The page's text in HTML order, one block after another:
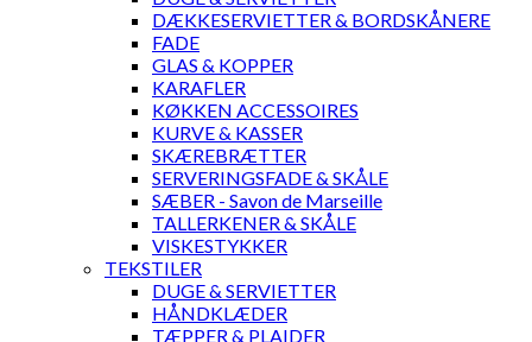
DÆKKESERVIETTER & BORDSKÅNERE
FADE
GLAS & KOPPER
KARAFLER
KØKKEN ACCESSOIRES
KURVE & KASSER
SKÆREBRÆTTER
SERVERINGSFADE & SKÅLE
SÆBER - Savon de Marseille
TALLERKENER & SKÅLE
VISKESTYKKER
TEKSTILER
DUGE & SERVIETTER
HÅNDKLÆDER
TÆPPER & PLAIDER